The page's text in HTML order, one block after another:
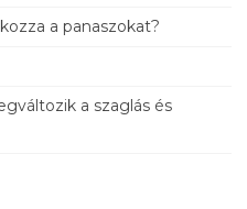
a panaszokat?
a szaglás és